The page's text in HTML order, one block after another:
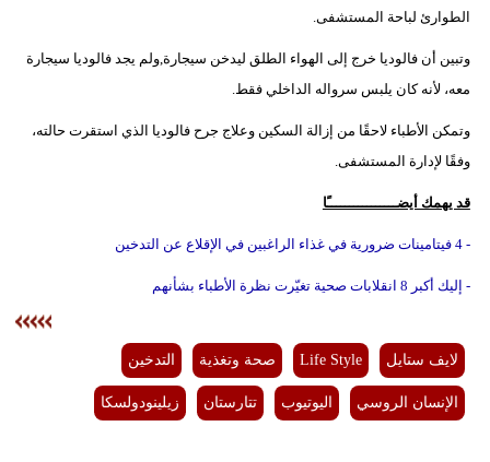
الطوارئ لباحة المستشفى.
وتبين أن فالوديا خرج إلى الهواء الطلق ليدخن سيجارة,ولم يجد فالوديا سيجارة
معه، لأنه كان يلبس سرواله الداخلي فقط.
وتمكن الأطباء لاحقًا من إزالة السكين وعلاج جرح فالوديا الذي استقرت حالته،
وفقًا لإدارة المستشفى.
قد يهمك أيضــــــــــــــــًا
- 4 فيتامينات ضرورية في غذاء الراغبين في الإقلاع عن التدخين
- إليك أكبر 8 انقلابات صحية تغيّرت نظرة الأطباء بشأنهم
لايف ستايل Life Style صحة وتغذية التدخين
الإنسان الروسي اليوتيوب تتارستان زيلينودولسكا